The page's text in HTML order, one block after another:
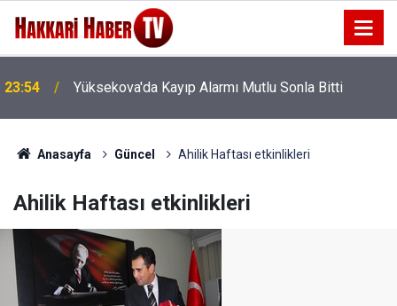
23:54 Yüksekova'da Kayıp Alarmı Mutlu Sonla Bitti
Anasayfa Güncel Ahilik Haftası etkinlikleri
Ahilik Haftası etkinlikleri